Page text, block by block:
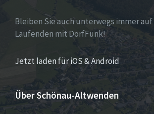
Bleiben Sie auch unterwegs immer
Laufenden mit DorfFunk!
Jetzt laden für iOS & Android
Über Schönau-Altwenden